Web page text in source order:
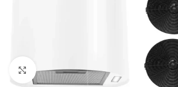
Натисніть, щоб збільшити